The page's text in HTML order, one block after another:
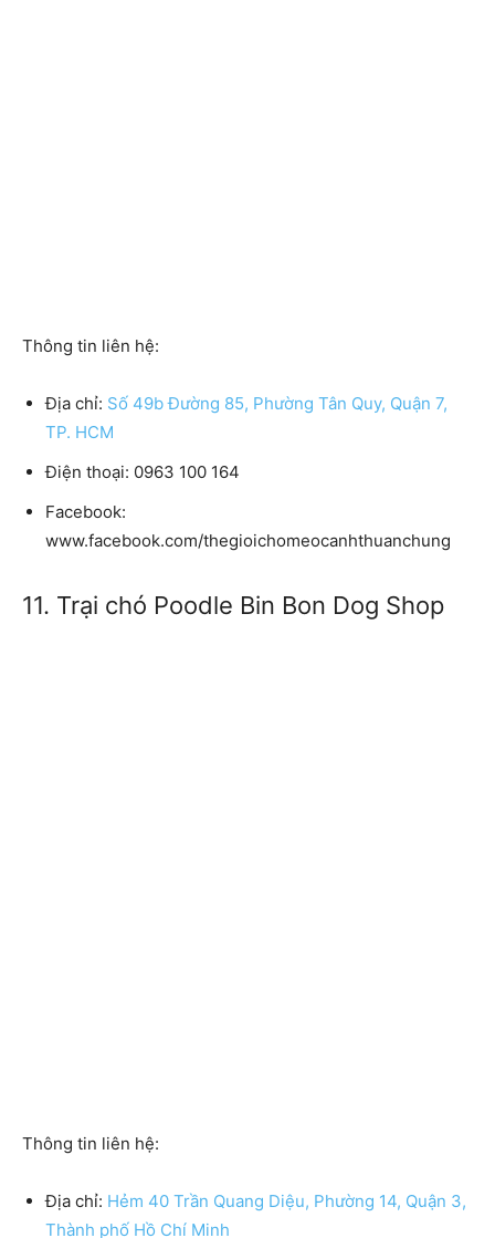
Thông tin liên hệ:
Địa chỉ: Số 49b Đường 85, Phường Tân Quy, Quận 7,
TP. HCM
Điện thoại: 0963 100 164
Facebook:
www.facebook.com/thegioichomeocanhthuanchung
11. Trại chó Poodle Bin Bon Dog Shop
Thông tin liên hệ:
Địa chỉ: Hẻm 40 Trần Quang Diệu, Phường 14, Quận 3,
Thành phố Hồ Chí Minh